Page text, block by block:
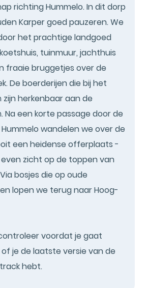
richting Hummelo. In dit dorp
Karper goed pauzeren. We
het prachtige landgoed
tuinmuur, jachthuis
fraaie bruggetjes over de
De boerderijen die bij het
herkenbaar aan de
Na een korte passage door de
wandelen we over de
een heidense offerplaats -
zicht op de toppen van
bosjes die op oude
lopen we terug naar Hoog-
voordat je gaat
je de laatste versie van de
hebt.